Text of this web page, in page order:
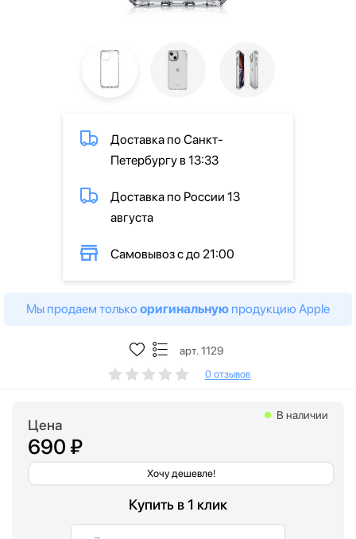
Доставка по Санкт-
Петербургу в 13:33
Доставка по России 13
августа
Самовывоз с до 21:00
Мы продаем только оригинальную продукцию Apple
арт. 1129
0 отзывов
Цена
690 ₽
Хочу дешевле!
В наличии
Купить в 1 клик